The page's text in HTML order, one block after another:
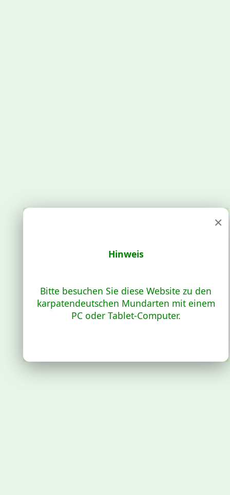
×
Hinweis
Bitte besuchen Sie diese Website zu den
karpatendeutschen Mundarten mit einem
PC oder Tablet-Computer.